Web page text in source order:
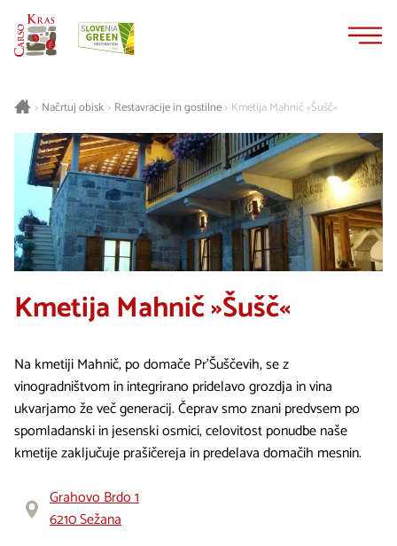
> Načrtuj obisk> Restavracije in gostilne> Kmetija Mahnič »Šušč«
Kmetija Mahnič »Šušč«
Na kmetiji Mahnič, po domače Pr'Šuščevih, se z
vinogradništvom in integrirano pridelavo grozdja in vina
ukvarjamo že več generacij. Čeprav smo znani predvsem po
spomladanski in jesenski osmici, celovitost ponudbe naše
kmetije zaključuje prašičereja in predelava domačih mesnin.
Grahovo Brdo 1
6210 Sežana